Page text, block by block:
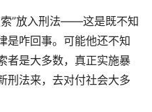
”放入刑法——这是既不知
是咋回事。可能他还不知
者是大多数，真正实施暴
刑法来，去对付社会大多